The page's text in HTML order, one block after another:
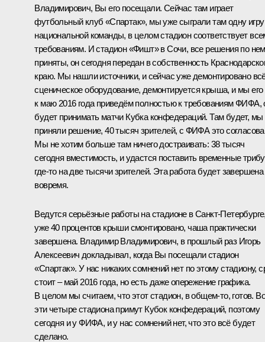
Владимирович, Вы его посещали. Сейчас там играет
футбольный клуб «Спартак», мы уже сыграли там одну игру
национальной команды, в целом стадион соответствует
требованиям. И стадион «Фишт» в Сочи, все решения по
приняты, он сегодня передан в собственность
краю. Мы нашли источники, и сейчас уже демонтировано
сценическое оборудование, демонтируется крыша, и мы его
к маю 2016 года приведём полностью к требованиям ФИФА,
будет принимать матчи Кубка конфедераций. Там будет, мы
приняли решение, 40 тысяч зрителей, с ФИФА это
Мы не хотим больше там ничего достраивать: 38 тысяч
сегодня вместимость, и удастся поставить временные
где‑то на две тысячи зрителей. Эта работа будет завершена
вовремя.
Ведутся серьёзные работы на стадионе в Санкт-
уже 40 процентов крыши смонтировано, чаша практически
завершена. Владимир Владимирович, в прошлый раз Игорь
Алексеевич докладывал, когда Вы посещали стадион
«Спартак». У нас никаких сомнений нет по этому стадиону,
стоит – май 2016 года, но есть даже опережение графика.
В целом мы считаем, что этот стадион, в общем‑то, готов.
эти четыре стадиона примут Кубок конфедераций, поэтому
сегодня и у ФИФА, и у нас сомнений нет, что это всё будет
сделано.